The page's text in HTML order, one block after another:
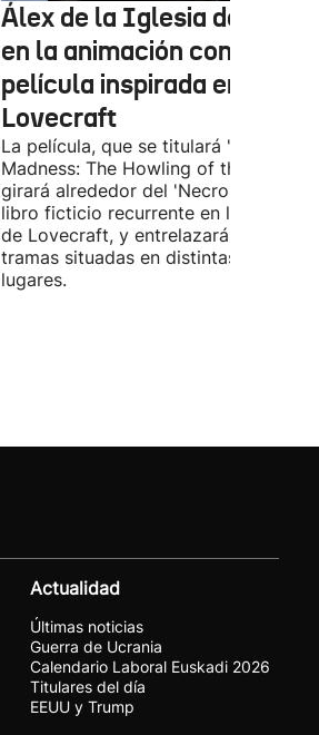
Álex de la Iglesia debutará
en la animación con una
película inspirada en
Lovecraft
La película, que se titulará 'Ages of
Madness: The Howling of the Jinn',
girará alrededor del 'Necronomicón',
libro ficticio recurrente en los relatos
de Lovecraft, y entrelazará varias
tramas situadas en distintas épocas y
lugares.
Actualidad
Últimas noticias
Guerra de Ucrania
Calendario Laboral Euskadi 2026
Titulares del día
EEUU y Trump